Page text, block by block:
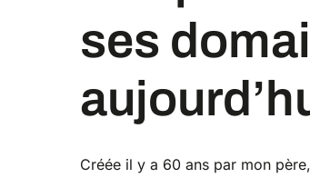
ses
Créée il y a 60 ans par mon